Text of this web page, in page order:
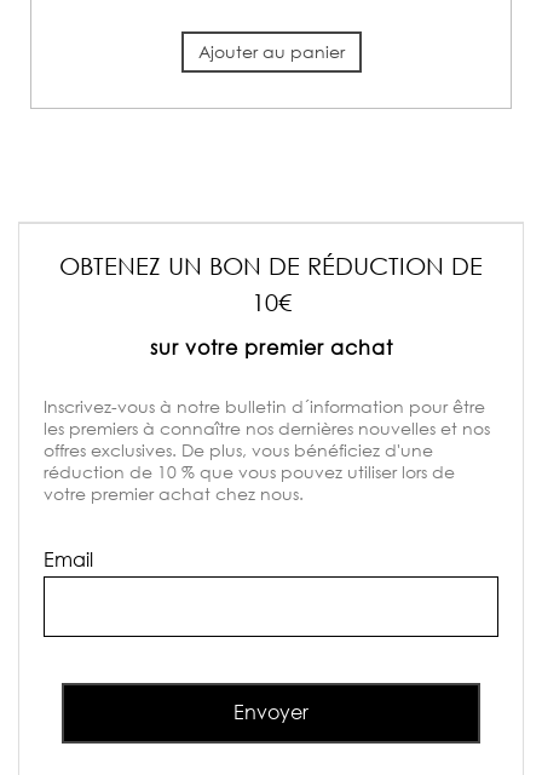
Ajouter au panier
OBTENEZ UN BON DE RÉDUCTION DE
10€
sur votre premier achat
Inscrivez-vous à notre bulletin d´information pour être
les premiers à connaître nos dernières nouvelles et nos
offres exclusives. De plus, vous bénéficiez d'une
réduction de 10 % que vous pouvez utiliser lors de
votre premier achat chez nous.
Email
Envoyer